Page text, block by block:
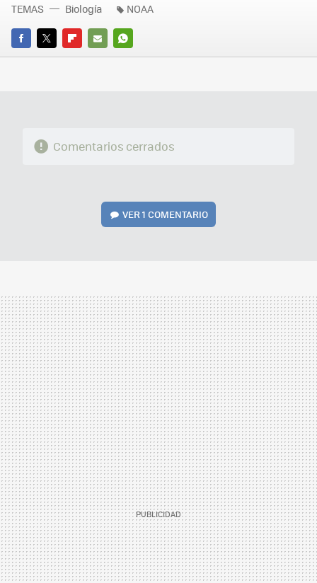
FACEBOOK
TWITTERFLIPBOARD
E-
WHATSAPP
TEMAS Biología NOAA
Comentarios cerrados
VER1 COMENTARIO